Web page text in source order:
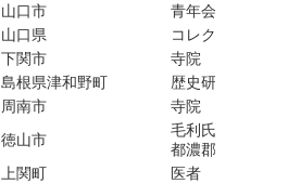
山口市
青年会役員
山口県
コレクション（
下関市
寺院
島根県津和野町
歴史研究者／コ
周南市
寺院
徳山市
毛利氏家臣／陪
都濃郡書記
上関町
医者